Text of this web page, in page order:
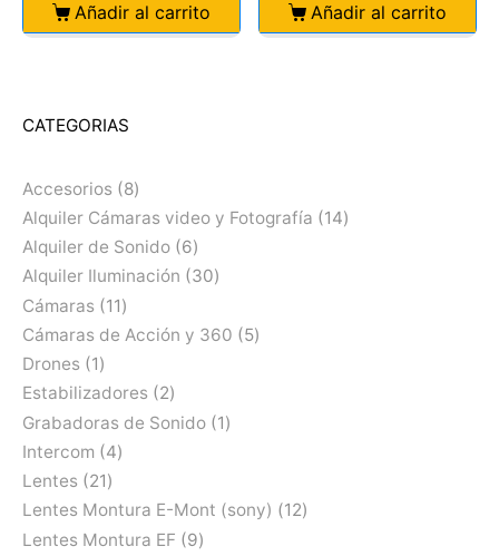
Añadir al carrito Añadir al carrito
CATEGORIAS
Accesorios
8
Alquiler Cámaras video y Fotografía
14
Alquiler de Sonido 6
Alquiler Iluminación
30
Cámaras
11
Cámaras de Acción y 360
5
Drones
1
Estabilizadores
2
Grabadoras de Sonido 1
Intercom
4
Lentes
21
Lentes Montura E-Mont (sony)
12
Lentes Montura EF
9